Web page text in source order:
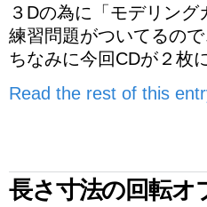
３Dの為に「モデリング
練習問題がついてるの
ちなみに今回CDが２枚
Read the rest of this
長さ寸法の回転オ